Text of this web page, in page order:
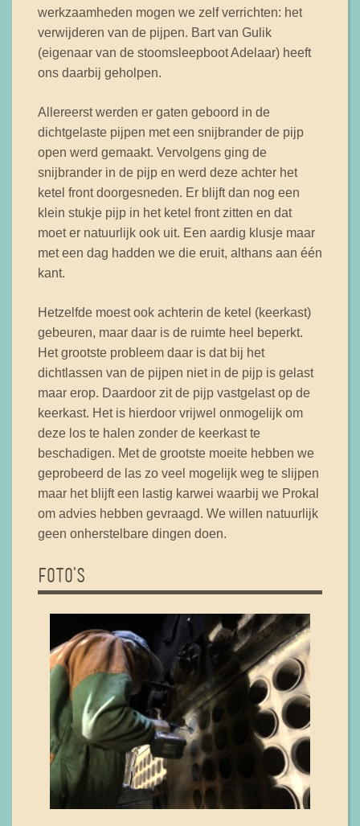
werkzaamheden mogen we zelf verrichten: het
verwijderen van de pijpen. Bart van Gulik
(eigenaar van de stoomsleepboot Adelaar) heeft
ons daarbij geholpen.
Allereerst werden er gaten geboord in de
dichtgelaste pijpen met een snijbrander de pijp
open werd gemaakt. Vervolgens ging de
snijbrander in de pijp en werd deze achter het
ketel front doorgesneden. Er blijft dan nog een
klein stukje pijp in het ketel front zitten en dat
moet er natuurlijk ook uit. Een aardig klusje maar
met een dag hadden we die eruit, althans aan één
kant.
Hetzelfde moest ook achterin de ketel (keerkast)
gebeuren, maar daar is de ruimte heel beperkt.
Het grootste probleem daar is dat bij het
dichtlassen van de pijpen niet in de pijp is gelast
maar erop. Daardoor zit de pijp vastgelast op de
keerkast. Het is hierdoor vrijwel onmogelijk om
deze los te halen zonder de keerkast te
beschadigen. Met de grootste moeite hebben we
geprobeerd de las zo veel mogelijk weg te slijpen
maar het blijft een lastig karwei waarbij we Prokal
om advies hebben gevraagd. We willen natuurlijk
geen onherstelbare dingen doen.
FOTO'S